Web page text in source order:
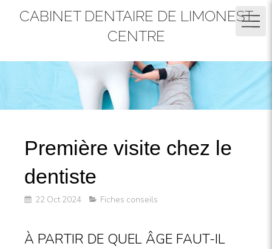
CABINET DENTAIRE DE LIMONEST
CENTRE
Première visite chez le
dentiste
22 Oct 2024 Fiches conseils
À PARTIR DE QUEL ÂGE FAUT-IL